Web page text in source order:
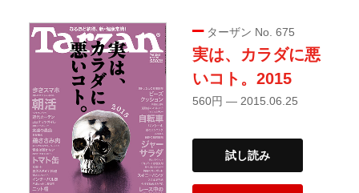
ターザン No. 675
実は、カラダに悪
いコト。2015
560円 — 2015.06.25
試し読み